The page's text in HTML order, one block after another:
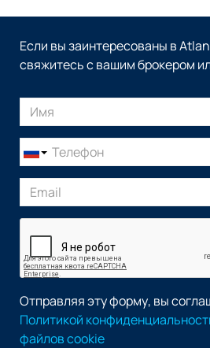
Если вы заинтересованы в
свяжитесь с вашим брокером
Отправляя эту форму, вы
Политикой
файлов cookie